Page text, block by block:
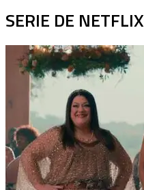
SERIE DE NETFLIX